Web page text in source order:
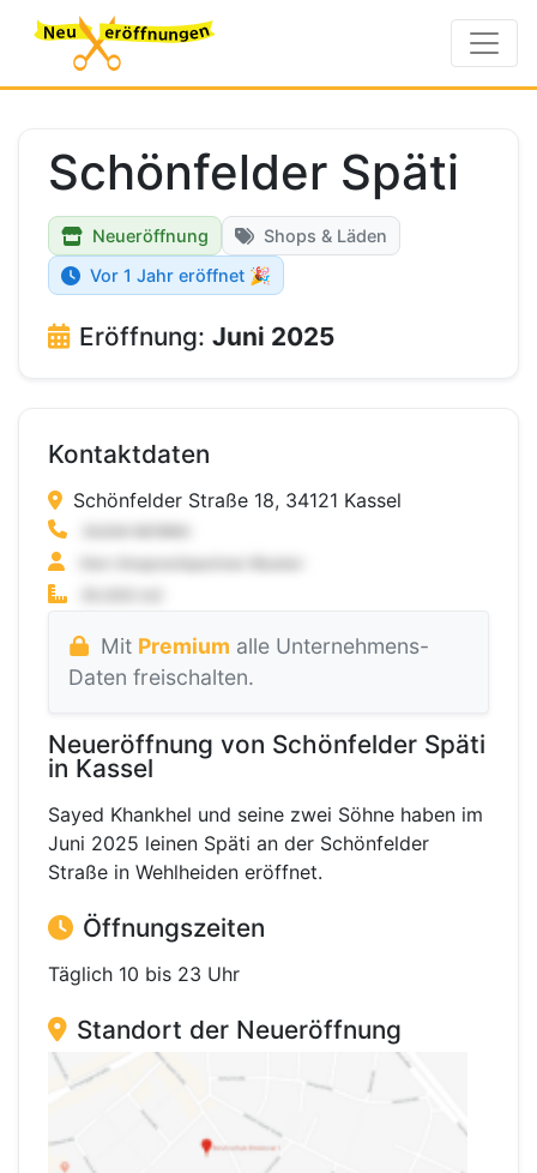
Schönfelder Späti
Neueröffnung
Shops & Läden
Vor 1 Jahr eröffnet 🎉
Eröffnung: Juni 2025
Kontaktdaten
Schönfelder Straße 18, 34121 Kassel
Mit Premium alle Unternehmens-
Daten freischalten.
Neueröffnung von Schönfelder Späti
in Kassel
Sayed Khankhel und seine zwei Söhne haben im
Juni 2025 leinen Späti an der Schönfelder
Straße in Wehlheiden eröffnet.
Öffnungszeiten
Täglich 10 bis 23 Uhr
Standort der Neueröffnung